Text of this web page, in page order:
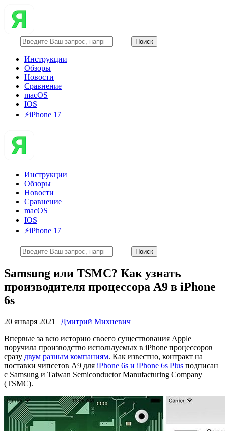
Инструкции
Обзоры
Новости
Сравнение
macOS
IOS
⚡️iPhone 17
Инструкции
Обзоры
Новости
Сравнение
macOS
IOS
⚡️iPhone 17
Samsung или TSMC? Как узнать
производителя процессора A9 в iPhone
6s
20 января 2021 | Дмитрий Михневич
Впервые за всю историю своего существования Apple
поручила производство используемых в iPhone процессоров
сразу двум разным компаниям. Как известно, контракт на
поставки чипсетов A9 для iPhone 6s и iPhone 6s Plus подписан
с Samsung и Taiwan Semiconductor Manufacturing Company
(TSMC).